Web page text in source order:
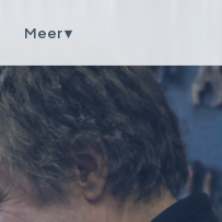
Meer ▾